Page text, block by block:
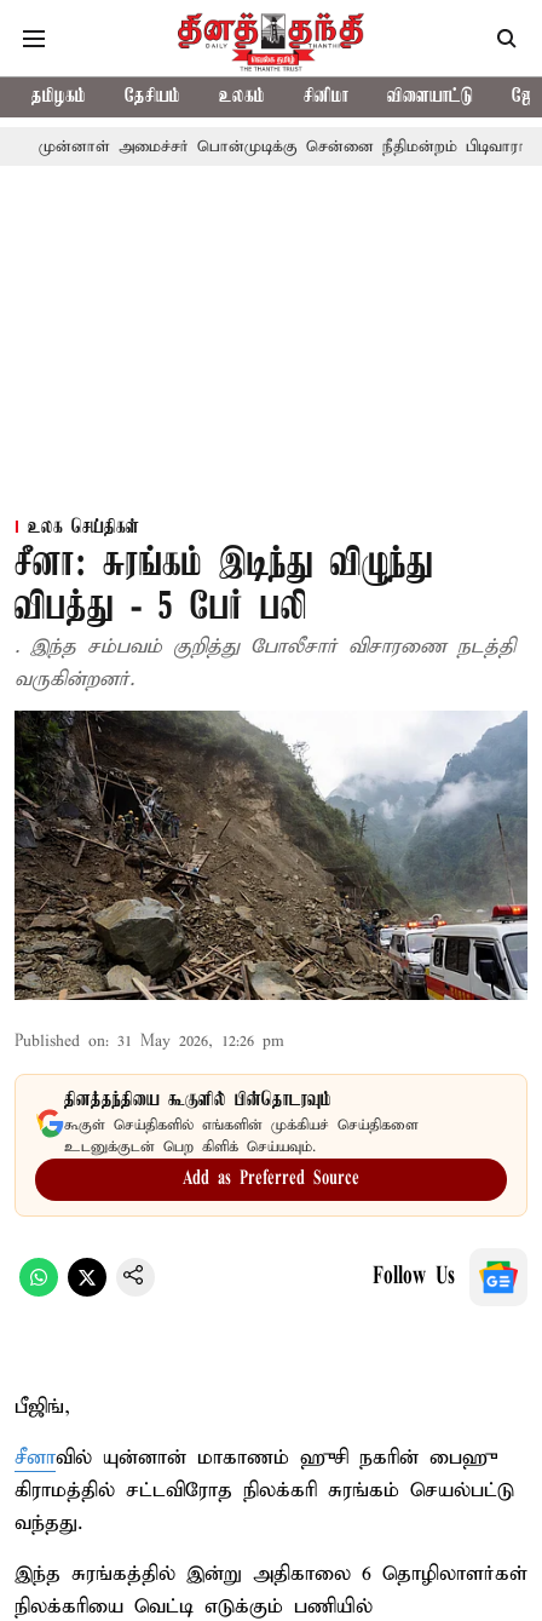
தமிழகம் தேசியம் உலகம் சினிமா விளையாட்டு
அமைச்சர் பொன்முடிக்கு சென்னை நீதிமன்றம் பிடிவாராண்ட்
உலக செய்திகள்
சீனா: சுரங்கம் இடிந்து விழுந்து
விபத்து - 5 பேர் பலி
. இந்த சம்பவம் குறித்து போலீசார் விசாரணை நடத்தி
வருகின்றனர்.
Published on: 31 May 2026, 12:26 pm
தினத்தந்தியை கூகுளில் பின்தொடரவும்
கூகுள் செய்திகளில் எங்களின் முக்கியச் செய்திகளை
உடனுக்குடன் பெற கிளிக் செய்யவும்.
Add as Preferred Source
Follow Us
பீஜிங்,
சீனாவில் யுன்னான் மாகாணம் ஹுசி நகரின் பைஹு
கிராமத்தில் சட்டவிரோத நிலக்கரி சுரங்கம் செயல்பட்டு
வந்தது.
இந்த சுரங்கத்தில் இன்று அதிகாலை 6 தொழிலாளர்கள்
நிலக்கரியை வெட்டி எடுக்கும் பணியில்